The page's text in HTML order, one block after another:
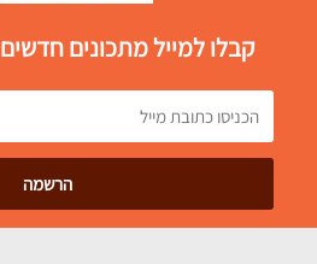
קבלו למייל מתכונים